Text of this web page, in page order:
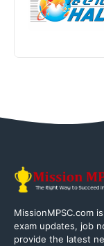
MissionMPSC.com
exam updates, job
provide the latest